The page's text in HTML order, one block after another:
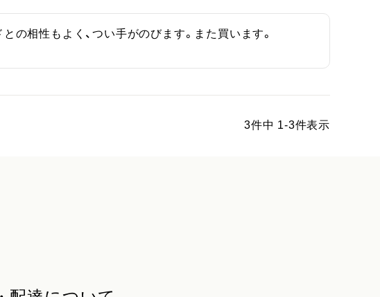
の相性もよく、つい手がのびます。また買います。
3件中 1-3件表示